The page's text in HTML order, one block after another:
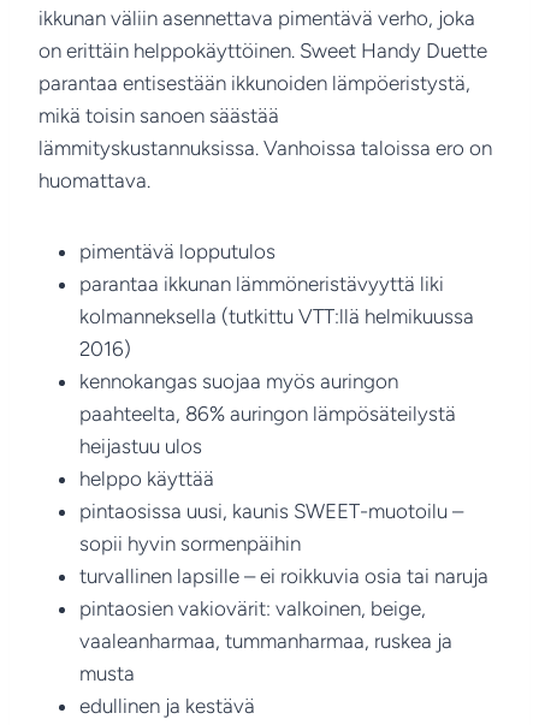
ikkunan väliin asennettava pimentävä verho, joka
on erittäin helppokäyttöinen. Sweet Handy Duette
parantaa entisestään ikkunoiden lämpöeristystä,
mikä toisin sanoen säästää
lämmityskustannuksissa. Vanhoissa taloissa ero on
huomattava.
pimentävä lopputulos
parantaa ikkunan lämmöneristävyyttä liki
kolmanneksella (tutkittu VTT:llä helmikuussa
2016)
kennokangas suojaa myös auringon
paahteelta, 86% auringon lämpösäteilystä
heijastuu ulos
helppo käyttää
pintaosissa uusi, kaunis SWEET-muotoilu –
sopii hyvin sormenpäihin
turvallinen lapsille – ei roikkuvia osia tai naruja
pintaosien vakiovärit: valkoinen, beige,
vaaleanharmaa, tummanharmaa, ruskea ja
musta
edullinen ja kestävä